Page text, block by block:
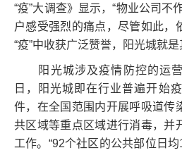
“疫”大调查》显示，“物业公司不
户感受强烈的痛点，尽管如此，
“疫”中收获广泛赞誉，阳光城就是
阳光城涉及疫情防控的运营
日，阳光城即在行业普遍开始
件，在全国范围内开展呼吸道传
共区域等重点区域进行消毒，并
工作。“92个社区的公共部位日